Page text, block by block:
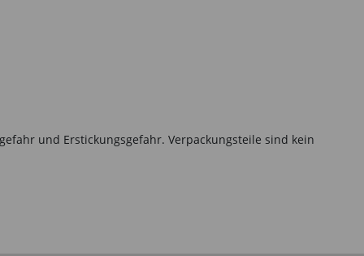
und Erstickungsgefahr. Verpackungsteile sind kein